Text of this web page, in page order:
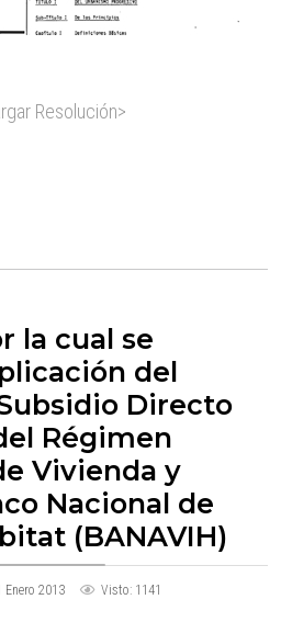
Resolución>
la cual se
del
Directo
Régimen
Vivienda y
Nacional de
(BANAVIH)
Enero 2013 Visto: 1141